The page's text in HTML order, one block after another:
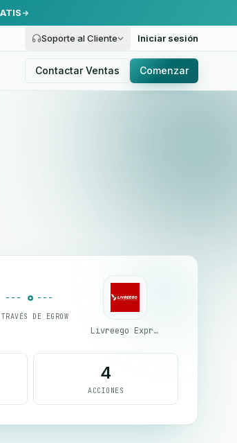
Soporte al Cliente Iniciar sesión
Contactar Ventas Comenzar
DE EGROW
Livreego Expresse
4
ACCIONES